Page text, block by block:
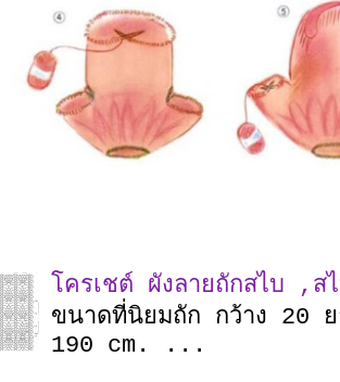
โครเชต์ ผังลายถักสไบ ,ส
ขนาดที่นิยมถัก กว้าง 20
190 cm. ...